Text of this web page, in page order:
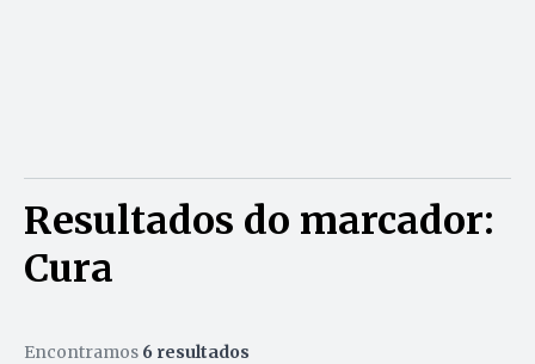
Resultados do marcador:
Cura
Encontramos 6 resultados